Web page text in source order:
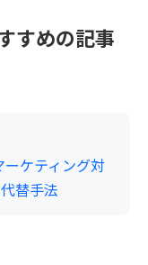
すめの記事
ーケティング対
替手法